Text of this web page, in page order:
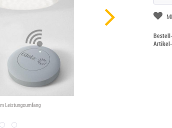
Leistungsumfang